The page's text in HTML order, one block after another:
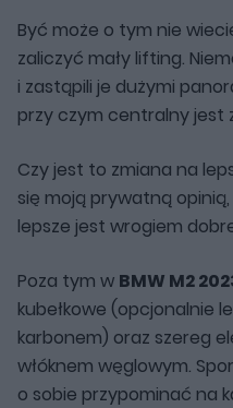
Być może o tym nie
zaliczyć mały lifting.
i zastąpili je dużymi
przy czym centralny jest
Czy jest to zmiana na
się moją prywatną
lepsze jest wrogiem
Poza tym w BMW M2
kubełkowe (opcjonalnie
karbonem) oraz szereg
włóknem węglowym.
o sobie przypominać na